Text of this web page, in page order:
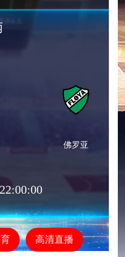
佛罗亚
高清直播